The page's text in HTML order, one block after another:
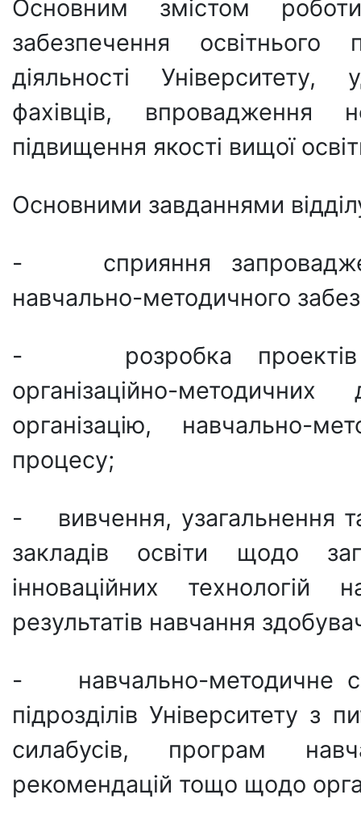
Основним змістом
забезпечення освітнього
діяльності Університету,
фахівців, впровадження
підвищення якості вищої
Основними завданнями
- сприяння
навчально-методичного
- розробка проектів
організаційно-
організацію, навчально-
процесу;
- вивчення, узагальнення
закладів освіти щодо
інноваційних технологій
результатів навчання
- навчально-методичне
підрозділів Університету з
силабусів, програм
рекомендацій тощо щодо